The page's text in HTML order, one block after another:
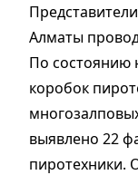
Алматы
По состоянию
коробок
выявлено 22
пиротехники.